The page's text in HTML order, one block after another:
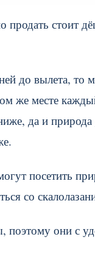
стоит
до вылета,
же месте
да и
посетить
со
они с